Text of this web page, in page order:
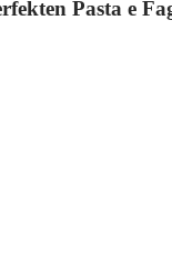
Pasta e